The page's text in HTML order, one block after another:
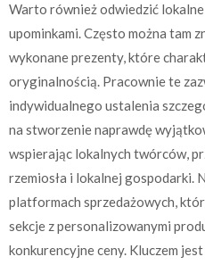
Warto również odwiedzić
upominkami. Często można tam
wykonane prezenty, które
oryginalnością. Pracownie te
indywidualnego ustalenia
na stworzenie naprawdę
wspierając lokalnych twórców,
rzemiosła i lokalnej gospodarki.
platformach sprzedażowych,
sekcje z personalizowanymi
konkurencyjne ceny. Kluczem